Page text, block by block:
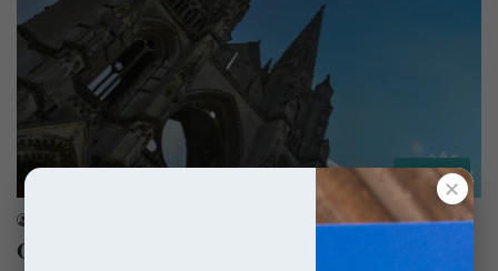
Opactwa
Opactwo Saint-Jean-des-Vignes w Soissons
✕